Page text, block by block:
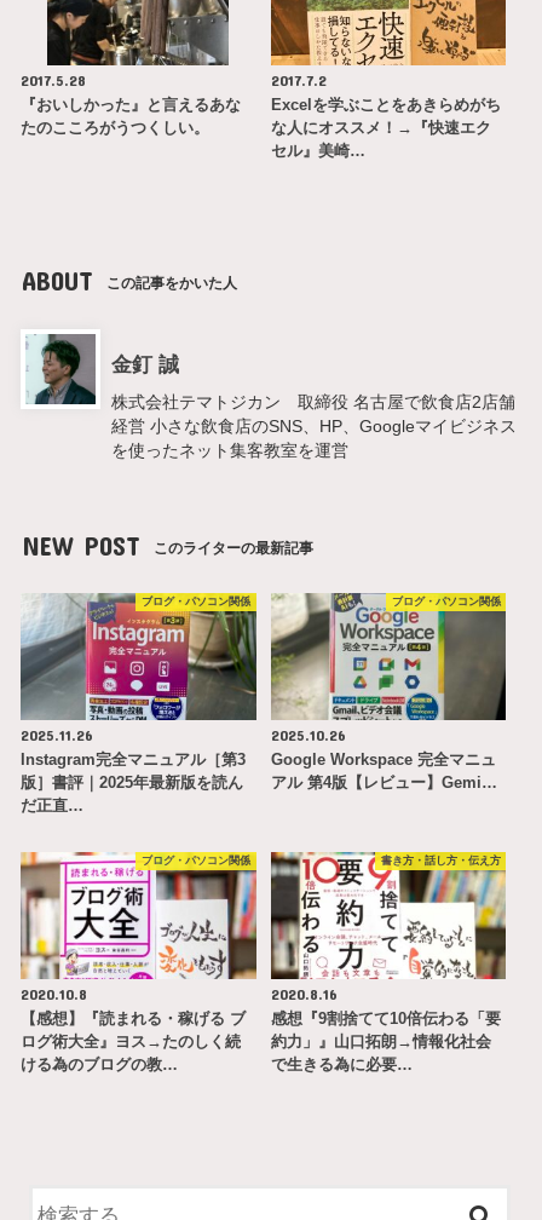
2017.5.28
『おいしかった』と言えるあな
たのこころがうつくしい。
2017.7.2
Excelを学ぶことをあきらめがち
な人にオススメ！→『快速エク
セル』美崎…
ABOUT この記事をかいた人
金釘 誠
株式会社テマトジカン 取締役 名古屋で飲食店2店舗
経営 小さな飲食店のSNS、HP、Googleマイビジネス
を使ったネット集客教室を運営
NEW POST このライターの最新記事
ブログ・パソコン関係
2025.11.26
Instagram完全マニュアル［第3
版］書評｜2025年最新版を読ん
だ正直…
ブログ・パソコン関係
2025.10.26
Google Workspace 完全マニュ
アル 第4版【レビュー】Gemi…
ブログ・パソコン関係
2020.10.8
【感想】『読まれる・稼げる ブ
ログ術大全』ヨス→たのしく続
ける為のブログの教…
書き方・話し方・伝え方
2020.8.16
感想『9割捨てて10倍伝わる「要
約力」』山口拓朗→情報化社会
で生きる為に必要…